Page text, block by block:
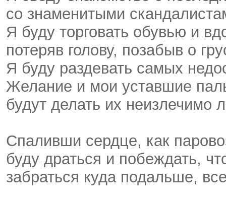
со знаменитыми
Я буду торговать обувью и
потеряв голову, позабыв о
Я буду раздевать самых
Желание и мои уставшие
будут делать их неизлечимо
Спаливши сердце, как
буду драться и побеждать,
забраться куда подальше,